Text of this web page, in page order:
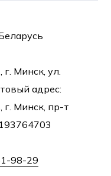
Минск, ул.
адрес:
г. Минск, пр-т
98-29